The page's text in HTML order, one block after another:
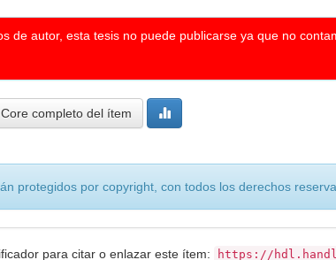
de autor, esta tesis no puede publicarse ya que no
completo del ítem
protegidos por copyright, con todos los derechos
para citar o enlazar este ítem: https://